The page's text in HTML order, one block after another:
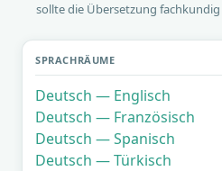
sollte die Übersetzung
SPRACHRÄUME
Deutsch — Englisch
Deutsch — Französisch
Deutsch — Spanisch
Deutsch — Türkisch